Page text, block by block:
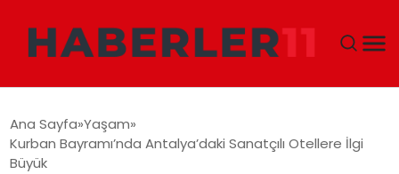
DÜNYA
Ana Sayfa Yaşam
Kurban Bayramı’nda Antalya’daki Sanatçılı Otellere İlgi
Büyük